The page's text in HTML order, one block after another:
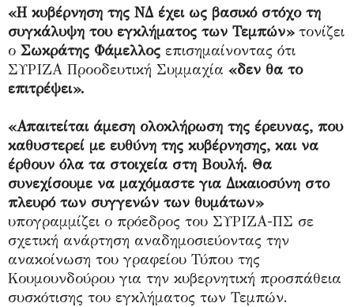
«Η κυβέρνηση της ΝΔ έχει ως βασικό στόχο τη
συγκάλυψη του εγκλήματος των Τεμπών»τονίζει
ο Σωκράτης Φάμελλος επισημαίνοντας ότι
ΣΥΡΙΖΑ Προοδευτική Συμμαχία «δεν θα το
επιτρέψει».
«Απαιτείται άμεση ολοκλήρωση της έρευνας, που
καθυστερεί με ευθύνη της κυβέρνησης, και να
έρθουν όλα τα στοιχεία στη Βουλή. Θα
συνεχίσουμε να μαχόμαστε για Δικαιοσύνη στο
πλευρό των συγγενών των θυμάτων»
υπογραμμίζει ο πρόεδρος του ΣΥΡΙΖΑ-ΠΣ σε
σχετική ανάρτηση αναδημοσιεύοντας την
ανακοίνωση του γραφείου Τύπου της
Κουμουνδούρου για την κυβερνητική προσπάθεια
συσκότισης του εγκλήματος των Τεμπών.